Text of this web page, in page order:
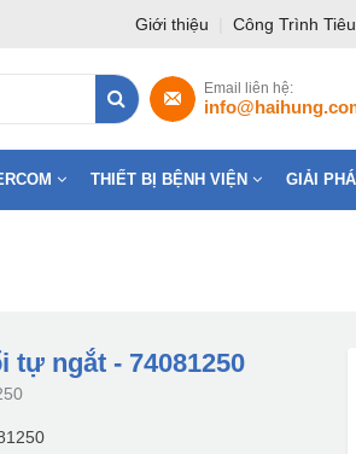
Giới thiệu Công Trình
Email liên hệ:
THIẾT BỊ BỆNH VIỆN GIẢI
tự ngắt - 74081250